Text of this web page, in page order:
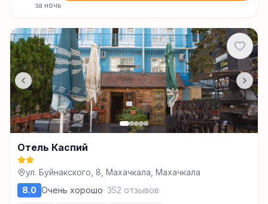
за ночь
Отель Каспий
ул. Буйнакского, 8, Махачкала, Махачкала
8.0 Очень хорошо· 352 отзывов